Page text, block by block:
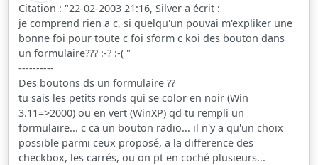
Citation : "22-02-2003 21:16, Silver a écrit :
je comprend rien a c, si quelqu'un pouvai m'expliker une
bonne foi pour toute c foi sform c koi des bouton dans
un formulaire??? :-? :-( "
----------
Des boutons ds un formulaire ??
tu sais les petits ronds qui se color en noir (Win
3.11=>2000) ou en vert (WinXP) qd tu rempli un
formulaire... c ca un bouton radio... il n'y a qu'un choix
possible parmi ceux proposé, a la difference des
checkbox, les carrés, ou on pt en coché plusieurs...